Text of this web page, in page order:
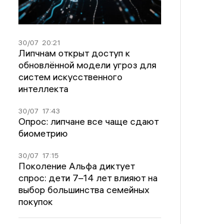
30/07 20:21
Липчнам открыт доступ к
обновлённой модели угроз для
систем искусственного
интеллекта
30/07 17:43
Опрос: липчане все чаще сдают
биометрию
30/07 17:15
Поколение Альфа диктует
спрос: дети 7–14 лет влияют на
выбор большинства семейных
покупок